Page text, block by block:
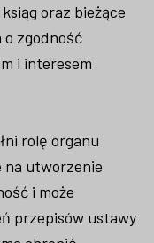
oraz bieżące
o zgodność
i interesem
rolę organu
na utworzenie
i może
przepisów ustawy